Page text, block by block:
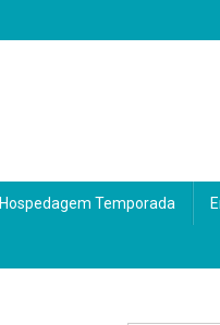
Hospedagem Temporada